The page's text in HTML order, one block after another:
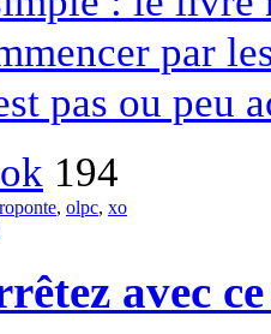
par
pas ou peu
194
, olpc, xo
avec